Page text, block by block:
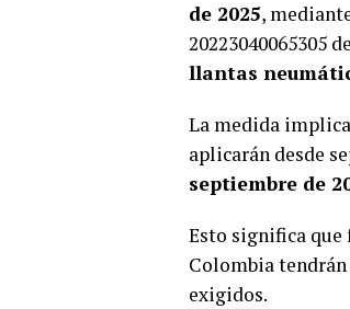
de 2025,
20223040065305
llantas
La medida
aplicarán desde
septiembre de
Esto significa
Colombia
exigidos.